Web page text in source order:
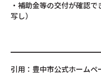
・補助金等の交付が確認
写し）
引用：豊中市公式ホームペ